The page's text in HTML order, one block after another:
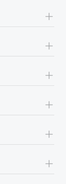
+
+
+
+
+
+